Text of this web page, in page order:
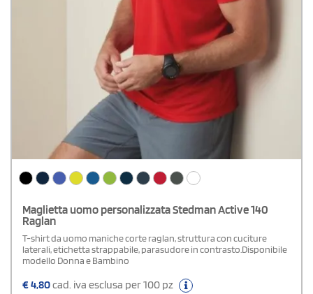
Maglietta uomo personalizzata Stedman Active 140
Raglan
T-shirt da uomo maniche corte raglan, struttura con cuciture
laterali, etichetta strappabile, parasudore in contrasto.Disponibile
modello Donna e Bambino
€4,80cad. iva esclusa per 100 pz